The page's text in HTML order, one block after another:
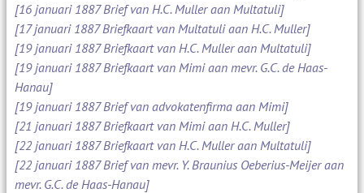
[16 januari 1887 Brief van H.C. Muller aan Multatuli]
[17 januari 1887 Briefkaart van Multatuli aan H.C. Muller]
[19 januari 1887 Briefkaart van H.C. Muller aan Multatuli]
[19 januari 1887 Briefkaart van Mimi aan mevr. G.C. de Haas-
Hanau]
[19 januari 1887 Brief van advokatenfirma aan Mimi]
[21 januari 1887 Briefkaart van Mimi aan H.C. Muller]
[22 januari 1887 Briefkaart van H.C. Muller aan Multatuli]
[22 januari 1887 Brief van mevr. Y. Braunius Oeberius-Meijer aan
mevr. G.C. de Haas-Hanau]